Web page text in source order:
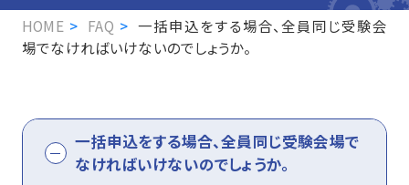
企業情報
お知らせ
資格取得された方へ
HOME FAQ
一括申込をする場合、全員同じ受験会
場でなければいけないのでしょうか。
一括申込をする場合、全員同じ受験会場で
なければいけないのでしょうか。